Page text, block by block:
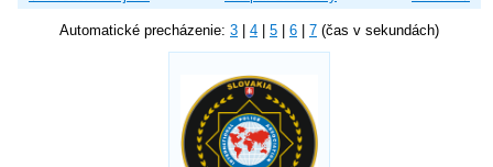
Automatické precházenie: 3 4 5 6 7 (čas v sekundách)